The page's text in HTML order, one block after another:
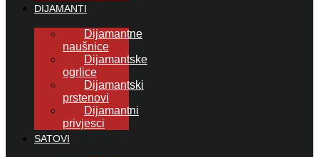
DIJAMANTI
Dijamantne
naušnice
Dijamantske
ogrlice
Dijamantski
prstenovi
Dijamantni
privjesci
SATOVI